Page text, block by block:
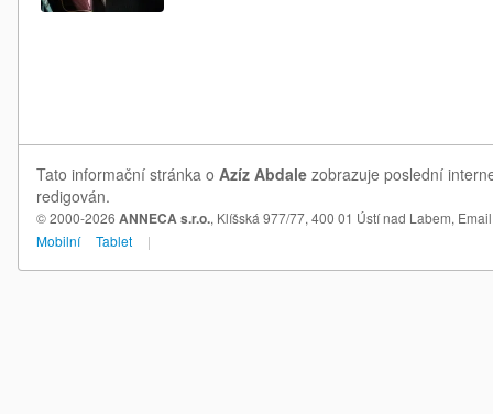
Tato informační stránka o Azíz Abdale zobrazuje poslední
redigován.
© 2000-2026 ANNECA s.r.o., Klíšská 977/77, 400 01 Ústí nad Labem,
Mobilní
Tablet |